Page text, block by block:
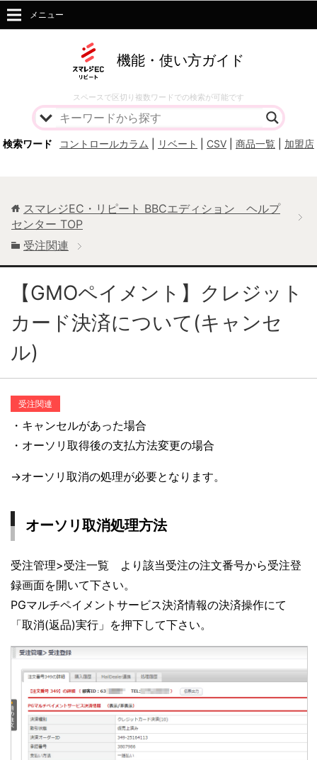
機能・使い方ガイド
スペースで区切り複数ワードでの検索が可能です
検索ワード コントロールカラム リベート CSV 商品一覧 加盟店
メニュー
スマレジEC・リピート BBCエディション ヘルプ
センター TOP
受注関連
【GMOペイメント】クレジット
カード決済について(キャンセ
ル)
受注関連
・キャンセルがあった場合
・オーソリ取得後の支払方法変更の場合
→オーソリ取消の処理が必要となります。
オーソリ取消処理方法
受注管理>受注一覧 より該当受注の注文番号から受注登
録画面を開いて下さい。
PGマルチペイメントサービス決済情報の決済操作にて
「取消(返品)実行」を押下して下さい。